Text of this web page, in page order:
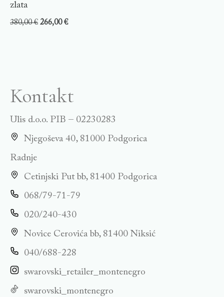
zlata
380,00€ 266,00€
Kontakt
Ulis d.o.o. PIB – 02230283
Njegoševa 40, 81000 Podgorica
Radnje
Cetinjski Put bb, 81400 Podgorica
068/79-71-79
020/240-430
Novice Cerovića bb, 81400 Niksić
040/688-228
swarovski_retailer_montenegro
swarovski_montenegro